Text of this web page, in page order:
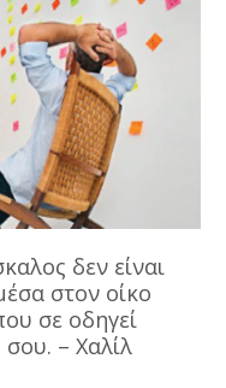
δεν είναι
στον οίκο
σε οδηγεί
– Χαλίλ